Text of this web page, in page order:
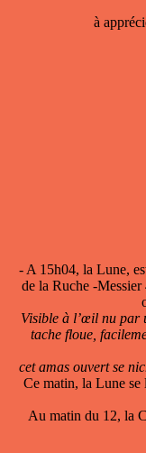
à
- A 15h04, la Lune,
de la Ruche -Messier
Visible à l’œil nu par
tache floue,
cet amas ouvert se
Ce matin, la Lune
Au matin du 12, la